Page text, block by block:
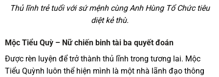
Thủ lĩnh trẻ tuổi với sứ mệnh cùng Anh Hùng Tổ Chức tiêu
diệt kẻ thù.
Mộc Tiểu Quỳ – Nữ chiến binh tài ba quyết đoán
Được rèn luyện để trở thành thủ lĩnh trong tương lai. Mộc
Tiểu Quỳnh luôn thể hiện mình là một nhà lãnh đạo thông